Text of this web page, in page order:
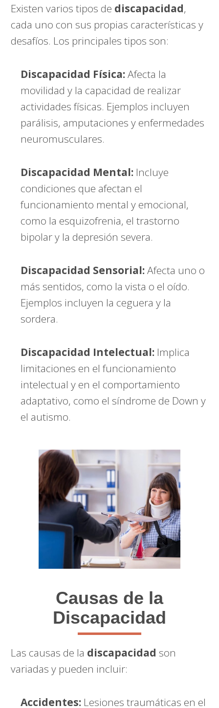
Existen varios tipos de discapacidad,
cada uno con sus propias características y
desafíos. Los principales tipos son:
Discapacidad Física:Afecta la
movilidad y la capacidad de realizar
actividades físicas. Ejemplos incluyen
parálisis, amputaciones y enfermedades
neuromusculares.
Discapacidad Mental: Incluye
condiciones que afectan el
funcionamiento mental y emocional,
como la esquizofrenia, el trastorno
bipolar y la depresión severa.
Discapacidad Sensorial:Afecta uno o
más sentidos, como la vista o el oído.
Ejemplos incluyen la ceguera y la
sordera.
Discapacidad Intelectual: Implica
limitaciones en el funcionamiento
intelectual y en el comportamiento
adaptativo, como el síndrome de Down y
el autismo.
Causas de la
Discapacidad
Las causas de la discapacidad son
variadas y pueden incluir:
Accidentes: Lesiones traumáticas en el